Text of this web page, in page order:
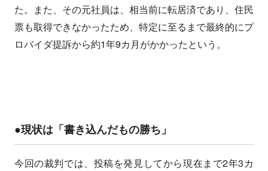
た。また、その元社員は、相当前に転居済であり、住民
票も取得できなかったため、特定に至るまで最終的にプ
ロバイダ提訴から約1年9カ月がかかったという。
●現状は「書き込んだもの勝ち」
今回の裁判では、投稿を発見してから現在まで2年3カ